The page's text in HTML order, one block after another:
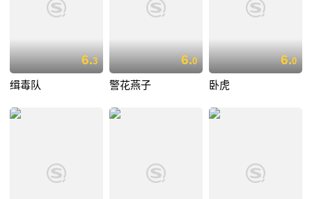
6.3
缉毒队
6.0
警花燕子
6.0
卧虎